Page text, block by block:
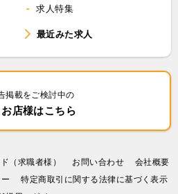
求人特集
最近みた求人
掲載をご検討中の
店様はこちら
（求職者様） お問い合わせ
会社概要
特定商取引に関する法律に基づく表示